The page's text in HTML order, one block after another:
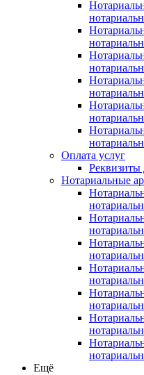
Оплата услуг
Реквизиты
Нотариальные
Ещё